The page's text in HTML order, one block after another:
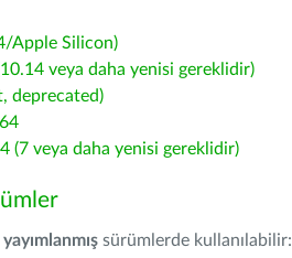
Apple Silicon)
veya daha yenisi gereklidir)
deprecated)
(7 veya daha yenisi gereklidir)
yayımlanmış sürümlerde kullanılabilir: